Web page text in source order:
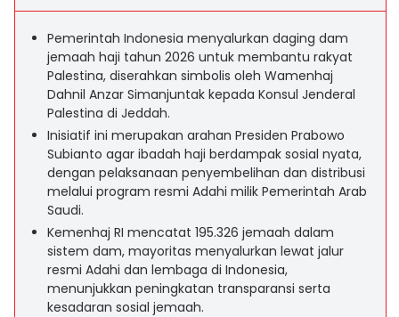
Pemerintah Indonesia menyalurkan daging dam
jemaah haji tahun 2026 untuk membantu rakyat
Palestina, diserahkan simbolis oleh Wamenhaj
Dahnil Anzar Simanjuntak kepada Konsul Jenderal
Palestina di Jeddah.
Inisiatif ini merupakan arahan Presiden Prabowo
Subianto agar ibadah haji berdampak sosial nyata,
dengan pelaksanaan penyembelihan dan distribusi
melalui program resmi Adahi milik Pemerintah Arab
Saudi.
Kemenhaj RI mencatat 195.326 jemaah dalam
sistem dam, mayoritas menyalurkan lewat jalur
resmi Adahi dan lembaga di Indonesia,
menunjukkan peningkatan transparansi serta
kesadaran sosial jemaah.